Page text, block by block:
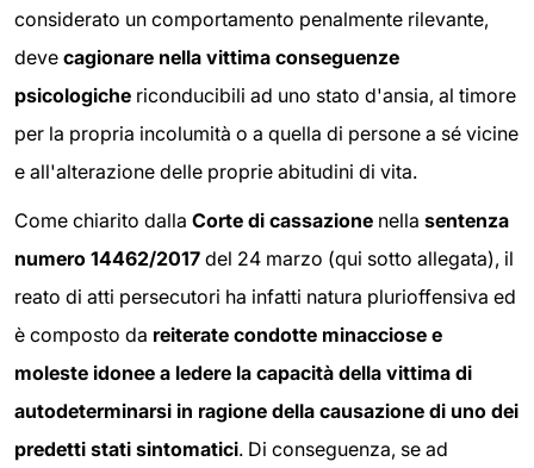
considerato un comportamento penalmente rilevante,
deve cagionare nella vittima conseguenze
psicologiche riconducibili ad uno stato d'ansia, al timore
per la propria incolumità o a quella di persone a sé vicine
e all'alterazione delle proprie abitudini di vita.
Come chiarito dalla Corte di cassazione nella sentenza
numero 14462/2017 del 24 marzo (qui sotto allegata), il
reato di atti persecutori ha infatti natura plurioffensiva ed
è composto da reiterate condotte minacciose e
moleste idonee a ledere la capacità della vittima di
autodeterminarsi in ragione della causazione di uno dei
predetti stati sintomatici. Di conseguenza, se ad